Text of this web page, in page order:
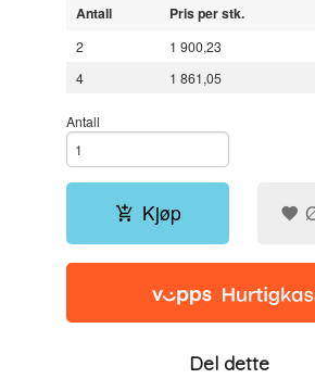
Antall Pris per stk.
2 1 900,23
4
1 861,05
Antall
Kjøp
Del dette